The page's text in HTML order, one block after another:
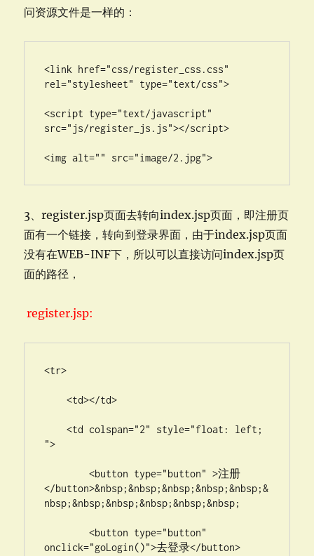
问资源文件是一样的：
<link href="css/register_css.css"
rel="stylesheet" type="text/css">
<script type="text/javascript"
src="js/register_js.js"></script>
<img alt="" src="image/2.jpg">
3、register.jsp页面去转向index.jsp页面，即注册页
面有一个链接，转向到登录界面，由于index.jsp页面
没有在WEB-INF下，所以可以直接访问index.jsp页
面的路径，
register.jsp:
<tr>
    <td></td>
    <td colspan="2" style="float: left;
">
        <button type="button" >注册
</button>&nbsp;&nbsp;&nbsp;&nbsp;&nbsp;&
nbsp;&nbsp;&nbsp;&nbsp;&nbsp;&nbsp;
        <button type="button"
onclick="goLogin()">去登录</button>